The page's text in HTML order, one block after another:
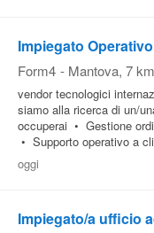
Impiegato Operativo
Form4 - Mantova, 7
vendor tecnologici
siamo alla ricerca di un/
occuperai • Gestione
• Supporto operativo a
oggi
Impiegato/a ufficio